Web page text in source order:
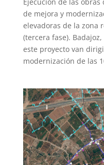
de mejora y
elevadoras de la zona
(tercera fase).
este proyecto van
modernización de las